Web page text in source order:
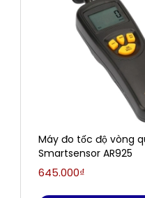
Máy đo tốc độ vòng
Smartsensor AR925
645.000₫